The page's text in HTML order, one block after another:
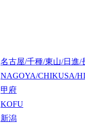
名古屋/千種/東山/日進/
NAGOYA/CHIKUSA/
甲府
KOFU
新潟